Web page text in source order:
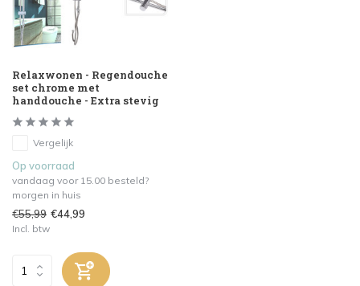
Relaxwonen - Regendouche
set chrome met
handdouche - Extra stevig
Vergelijk
Op voorraad
vandaag voor 15.00 besteld?
morgen in huis
€55,99 €44,99
Incl. btw